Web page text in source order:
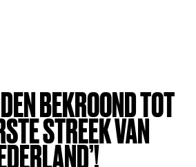
BEKROOND TOT
STREEK VAN